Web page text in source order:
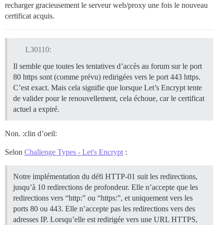
recharger gracieusement le serveur web/proxy une fois le nouveau
certificat acquis.
L30110:
Il semble que toutes les tentatives d’accès au forum sur le port
80 https sont (comme prévu) redirigées vers le port 443 https.
C’est exact. Mais cela signifie que lorsque Let’s Encrypt tente
de valider pour le renouvellement, cela échoue, car le certificat
actuel a expiré.
Non. :clin d’oeil:
Selon Challenge Types - Let's Encrypt :
Notre implémentation du défi HTTP-01 suit les redirections,
jusqu’à 10 redirections de profondeur. Elle n’accepte que les
redirections vers “http:” ou “https:”, et uniquement vers les
ports 80 ou 443. Elle n’accepte pas les redirections vers des
adresses IP. Lorsqu’elle est redirigée vers une URL HTTPS,